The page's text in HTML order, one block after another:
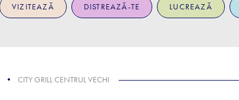
VIZITEAZĂ DISTREAZĂ-TE LUCREAZĂ
CITY GRILL CENTRUL VECHI